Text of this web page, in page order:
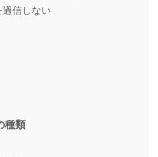
信しない
種類